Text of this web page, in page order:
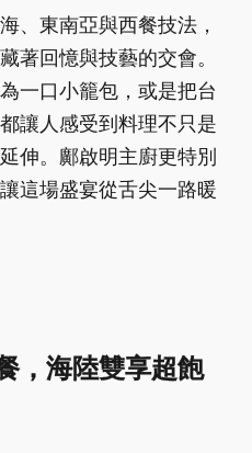
、東南亞與西餐技法，
著回憶與技藝的交會。
一口小籠包，或是把台
讓人感受到料理不只是
伸。鄺啟明主廚更特別
這場盛宴從舌尖一路暖
，海陸雙享超飽